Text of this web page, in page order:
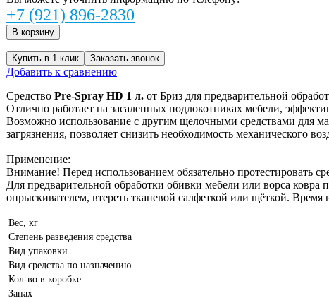
+7 (921) 896-2830
Купить в 1 клик Заказать звонок
Добавить к сравнению
Средство Pre-Spray HD 1 л. от Бриз для предварительной
Отлично работает на засаленных подлокотниках мебели,
Возможно использование с другим щелочными средствами для
загрязнения, позволяет снизить необходимость механического
Применение:
Внимание! Перед использованием обязательно протестировать
Для предварительной обработки обивки мебели или ворса ковра
опрыскивателем, втереть тканевой салфеткой или щёткой.
Вес, кг
Степень разведения средства
Вид упаковки
Вид средства по назначению
Кол-во в коробке
Запах